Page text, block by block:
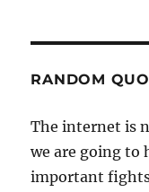
RANDOM
The internet is
we are going to
important